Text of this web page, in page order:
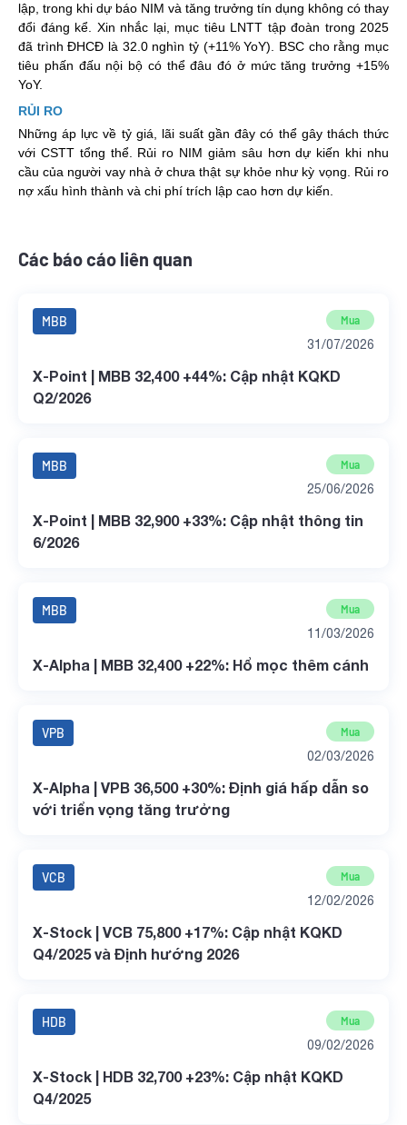
lập, trong khi dự báo NIM và tăng trưởng tín dụng không có thay
đổi đáng kể. Xin nhắc lại, mục tiêu LNTT tập đoàn trong 2025
đã trình ĐHCĐ là 32.0 nghìn tỷ (+11% YoY). BSC cho rằng mục
tiêu phấn đấu nội bộ có thể đâu đó ở mức tăng trưởng +15%
YoY.
RỦI RO
Những áp lực về tỷ giá, lãi suất gần đây có thể gây thách thức
với CSTT tổng thể. Rủi ro NIM giảm sâu hơn dự kiến khi nhu
cầu của người vay nhà ở chưa thật sự khỏe như kỳ vọng. Rủi ro
nợ xấu hình thành và chi phí trích lập cao hơn dự kiến.
Các báo cáo liên quan
MBB Mua
31/07/2026
X-Point | MBB 32,400 +44%: Cập nhật KQKD
Q2/2026
MBB Mua
25/06/2026
X-Point | MBB 32,900 +33%: Cập nhật thông tin
6/2026
MBB Mua
11/03/2026
X-Alpha | MBB 32,400 +22%: Hổ mọc thêm cánh
VPB Mua
02/03/2026
X-Alpha | VPB 36,500 +30%: Định giá hấp dẫn so
với triển vọng tăng trưởng
VCB Mua
12/02/2026
X-Stock | VCB 75,800 +17%: Cập nhật KQKD
Q4/2025 và Định hướng 2026
HDB Mua
09/02/2026
X-Stock | HDB 32,700 +23%: Cập nhật KQKD
Q4/2025